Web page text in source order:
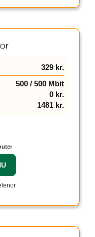
329 kr.
500 / 500 Mbit
0 kr.
1481 kr.